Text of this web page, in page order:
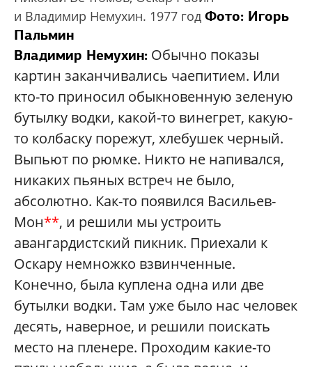
и Владимир Немухин. 1977 год Фото: Игорь
Пальмин
Владимир Немухин: Обычно показы
картин заканчивались чаепитием. Или
кто-то приносил обыкновенную зеленую
бутылку водки, какой-то винегрет, какую-
то колбаску порежут, хлебушек черный.
Выпьют по рюмке. Никто не напивался,
никаких пьяных встреч не было,
абсолютно. Как-то появился Васильев-
Мон**, и решили мы устроить
авангардистский пикник. Приехали к
Оскару немножко взвинченные.
Конечно, была куплена одна или две
бутылки водки. Там уже было нас человек
десять, наверное, и решили поискать
место на пленере. Проходим какие-то